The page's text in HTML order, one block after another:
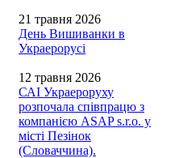
21 травня 2026
День Вишиванки в
Украерорусі
12 травня 2026
САІ Украероруху
розпочала співпрацю з
компанією ASAP s.r.o. у
місті Пезінок
(Словаччина).